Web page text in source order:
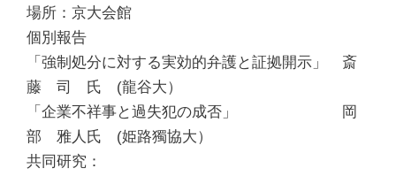
場所：京大会館
個別報告
「強制処分に対する実効的弁護と証拠開示」 斎
藤 司 氏 (龍谷大）
「企業不祥事と過失犯の成否」 岡
部 雅人氏 (姫路獨協大）
共同研究：